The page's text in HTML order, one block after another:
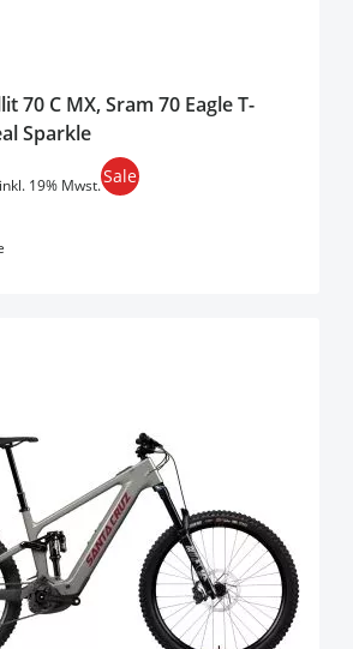
70 C MX, Sram 70 Eagle T-
Sparkle
inkl. 19% Mwst.Sale